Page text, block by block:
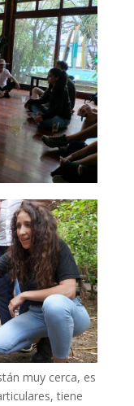
muy cerca, es
tiene